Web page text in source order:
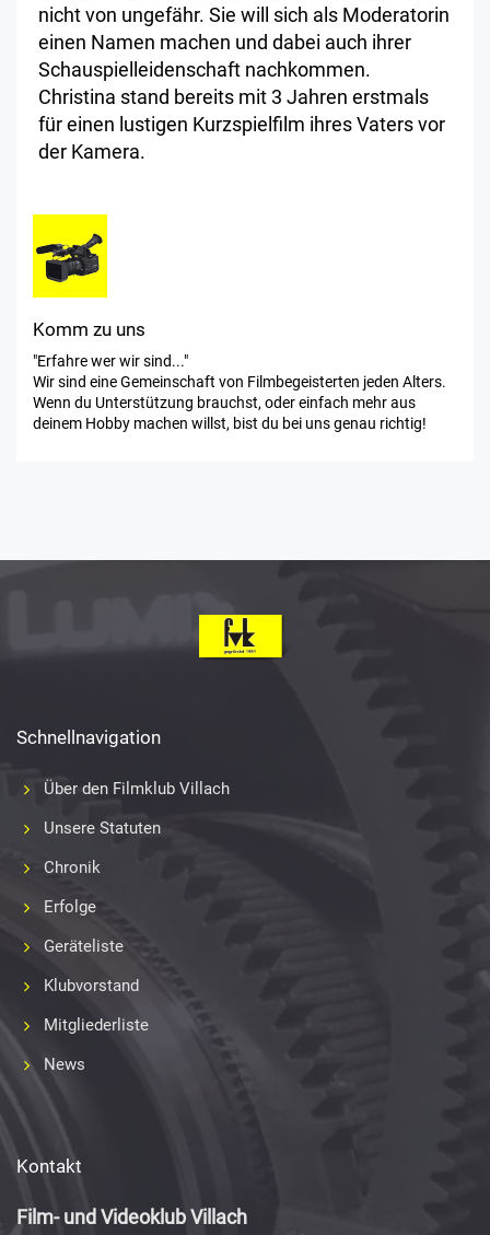
nicht von ungefähr. Sie will sich als Moderatorin
einen Namen machen und dabei auch ihrer
Schauspielleidenschaft nachkommen.
Christina stand bereits mit 3 Jahren erstmals
für einen lustigen Kurzspielfilm ihres Vaters vor
der Kamera.
Komm zu uns
"Erfahre wer wir sind..."
Wir sind eine Gemeinschaft von Filmbegeisterten jeden Alters.
Wenn du Unterstützung brauchst, oder einfach mehr aus
deinem Hobby machen willst, bist du bei uns genau richtig!
Schnellnavigation
Über den Filmklub Villach
Unsere Statuten
Chronik
Erfolge
Geräteliste
Klubvorstand
Mitgliederliste
News
Kontakt
Film- und Videoklub Villach